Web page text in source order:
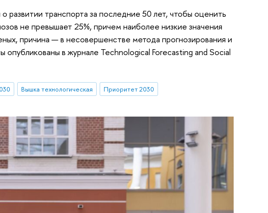
транспорта за последние 50 лет, чтобы оценить
не превышает 25%, причем наиболее низкие значения
причина — в несовершенстве метода прогнозирования и
в журнале Technological Forecasting and Social
Вышка технологическая Приоритет 2030